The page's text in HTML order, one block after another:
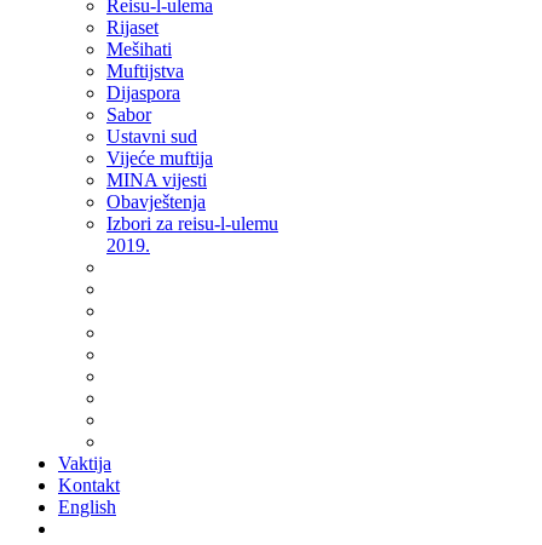
Reisu-l-ulema
Rijaset
Mešihati
Muftijstva
Dijaspora
Sabor
Ustavni sud
Vijeće muftija
MINA vijesti
Obavještenja
Izbori za reisu-l-ulemu
2019.
Vaktija
Kontakt
English